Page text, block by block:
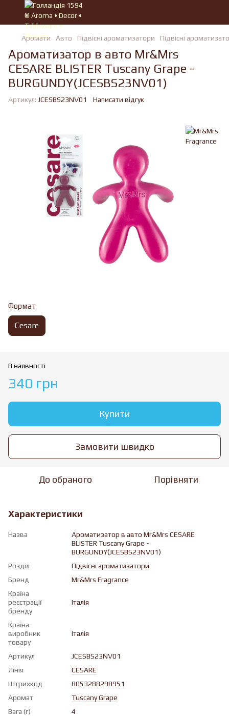
Аромати Авто Підвісні ароматизатори Підвісні
Ароматизатор в авто Mr&Mrs
CESARE BLISTER Tuscany Grape -
BURGUNDY(JCESBS23NV01)
Артикул: JCESBS23NV01 Написати відгук
Формат
Cesare
В наявності
340 грн
Купити
Замовити швидко
До обраного Порівняти
Характеристики
Назва
Ароматизатор в авто Mr&Mrs CESARE
BLISTER Tuscany Grape -
BURGUNDY(JCESBS23NV01)
Розділ
Підвісні ароматизатори
Бренд
Mr&Mrs Fragrance
Країна
реєстрації
бренду
Італія
Країна-
виробник
товару
Італія
Артикул
JCESBS23NV01
Лінія
CESARE
Штрихкод
8053288298951
Аромат
Tuscany Grape
Вага (г)
4